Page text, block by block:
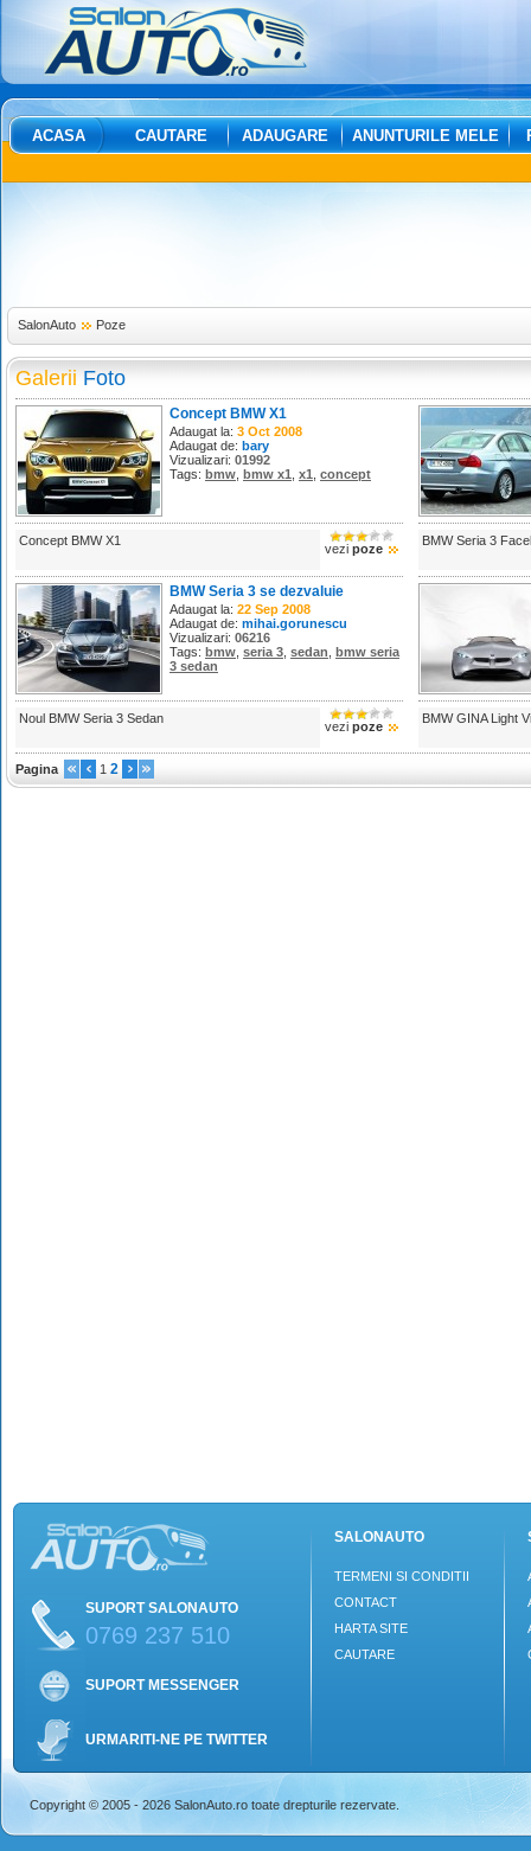
ACASA CAUTARE ADAUGARE ANUNTURILE MELE
SalonAuto Poze
Galerii Foto
Concept BMW X1
Adaugat la: 3 Oct 2008
Adaugat de: bary
Vizualizari: 01992
Tags: bmw bmw x1 x1 concept
Concept BMW X1
vezi poze
BMW Seria 3
BMW Seria 3 se dezvaluie
Adaugat la: 22 Sep 2008
Adaugat de: mihai.gorunescu
Vizualizari: 06216
Tags: bmw seria 3 sedan bmw seria
3 sedan
Noul BMW Seria 3 Sedan
vezi poze
BMW GINA Light
Pagina 1 2
SUPORT SALONAUTO
0769 237 510
SUPORT MESSENGER
URMARITI-NE PE TWITTER
SALONAUTO
TERMENI SI CONDITII
CONTACT
HARTA SITE
CAUTARE
Copyright © 2005 - 2026 SalonAuto.ro toate drepturile rezervate.